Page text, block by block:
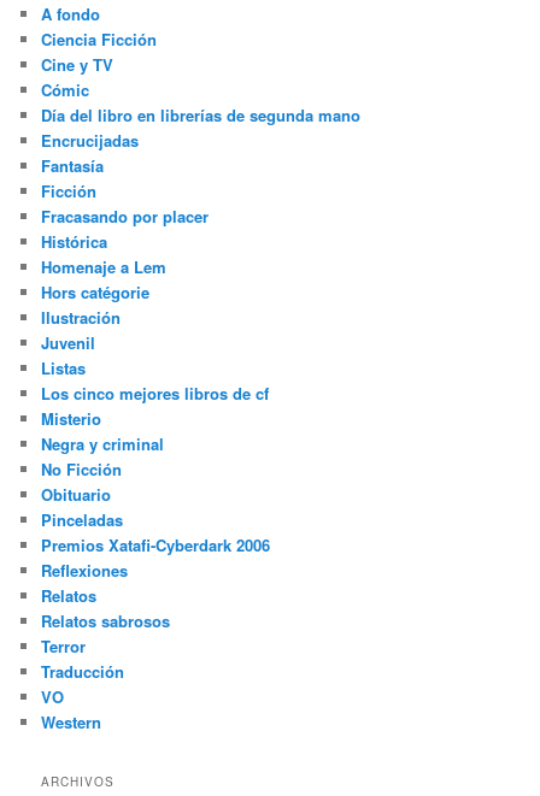
A fondo
Ciencia Ficción
Cine y TV
Cómic
Día del libro en librerías de segunda mano
Encrucijadas
Fantasía
Ficción
Fracasando por placer
Histórica
Homenaje a Lem
Hors catégorie
Ilustración
Juvenil
Listas
Los cinco mejores libros de cf
Misterio
Negra y criminal
No Ficción
Obituario
Pinceladas
Premios Xatafi-Cyberdark 2006
Reflexiones
Relatos
Relatos sabrosos
Terror
Traducción
VO
Western
ARCHIVOS